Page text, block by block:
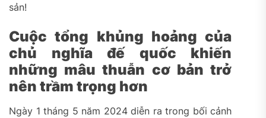
sản!
Cuộc tổng khủng hoảng của
chủ nghĩa đế quốc khiến
những mâu thuẫn cơ bản trở
nên trầm trọng hơn
Ngày 1 tháng 5 năm 2024 diễn ra trong bối cảnh